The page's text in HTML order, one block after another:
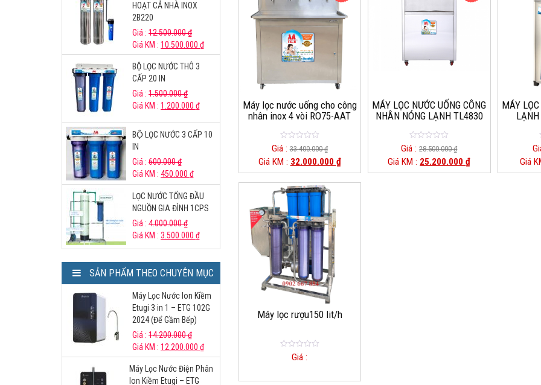
Máy lọc nước uống cho công
nhân inox 4 vòi RO75-AAT
0
o
u
t
o
f
5
Giá :33.400.000₫
Giá KM : 32.000.000 ₫
MÁY LỌC NƯỚC UỐNG CÔNG
NHÂN NÓNG LẠNH TL4830
0
o
u
t
o
Giá :28.500.000₫
Giá KM : 25.200.000₫
MÁY LỌC
t
Giá
Máy lọc rượu150 lit/h
o
Giá :
HOẠT CẢ NHÀ INOX
2B220
Giá : 12.500.000₫
Giá KM : 10.500.000 ₫
BỘ LỌC NƯỚC THÔ 3
CẤP 20 IN
Giá : 1.500.000₫
Giá KM : 1.200.000 ₫
BỘ LỌC NƯỚC 3 CẤP 10
IN
Giá : 600.000₫
Giá KM : 450.000 ₫
LỌC NƯỚC TỔNG ĐẦU
NGUỒN GIA ĐÌNH 1CPS
Giá : 4.000.000₫
Giá KM : 3.500.000 ₫
SẢN PHẨM THEO CHUYÊN MỤC
Máy Lọc Nước Ion Kiềm
Etugi 3 in 1 – ETG 102G
2024 (Để Gầm Bếp)
Giá : 14.200.000₫
Giá KM : 12.200.000 ₫
Máy Lọc Nước Điện Phân
Ion Kiềm Etugi – ETG